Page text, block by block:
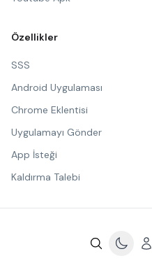
Özellikler
SSS
Android Uygulaması
Chrome Eklentisi
Uygulamayı Gönder
App İsteği
Kaldırma Talebi